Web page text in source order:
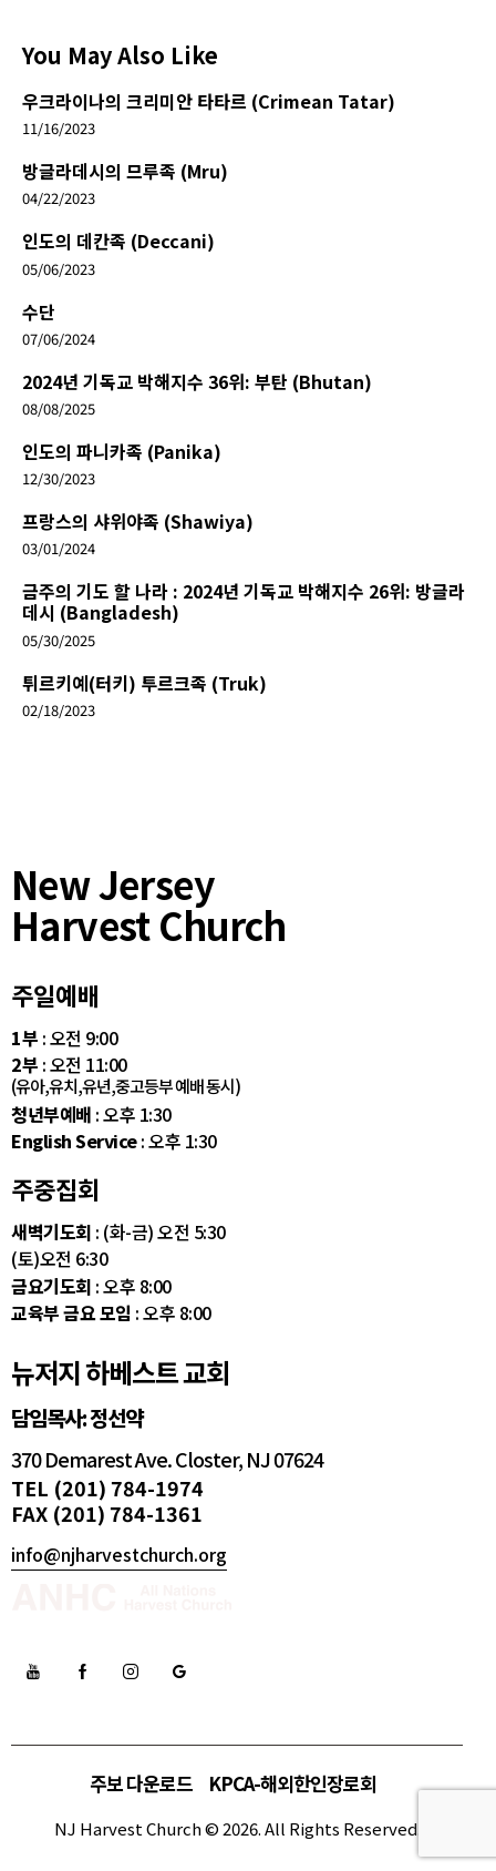
You May Also Like
우크라이나의 크리미안 타타르 (Crimean Tatar)
11/16/2023
방글라데시의 므루족 (Mru)
04/22/2023
인도의 데칸족 (Deccani)
05/06/2023
수단
07/06/2024
2024년 기독교 박해지수 36위: 부탄 (Bhutan)
08/08/2025
인도의 파니카족 (Panika)
12/30/2023
프랑스의 샤위야족 (Shawiya)
03/01/2024
금주의 기도 할 나라 : 2024년 기독교 박해지수 26위: 방글라
데시 (Bangladesh)
05/30/2025
튀르키예(터키) 투르크족 (Truk)
02/18/2023
New Jersey
Harvest Church
주일예배
1부 : 오전 9:00
2부 : 오전 11:00
(유아,유치,유년,중고등부 예배 동시)
청년부예배 : 오후 1:30
English Service: 오후 1:30
주중집회
새벽기도회 : (화-금) 오전 5:30
(토)오전 6:30
금요기도회 : 오후 8:00
교육부 금요 모임 : 오후 8:00
뉴저지 하베스트 교회
담임목사: 정선약
370 Demarest Ave. Closter, NJ 07624
TEL (201) 784-1974
FAX (201) 784-1361
info@njharvestchurch.org
주보 다운로드 KPCA-해외한인장로회
NJ Harvest Church © 2026. All Rights Reserved.